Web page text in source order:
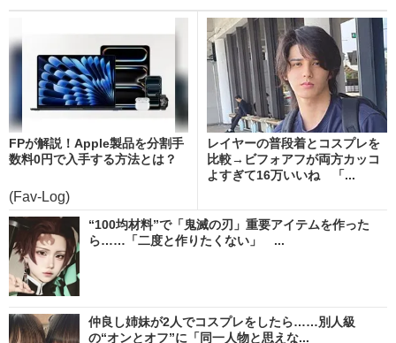
FPが解説！Apple製品を分割手
数料0円で入手する方法とは？
(Fav-Log)
レイヤーの普段着とコスプレを
比較→ビフォアフが両方カッコ
よすぎて16万いいね 「...
“100均材料”で「鬼滅の刃」重要アイテムを作った
ら……「二度と作りたくない」 ...
仲良し姉妹が2人でコスプレをしたら……別人級
の“オンとオフ”に「同一人物と思えな...